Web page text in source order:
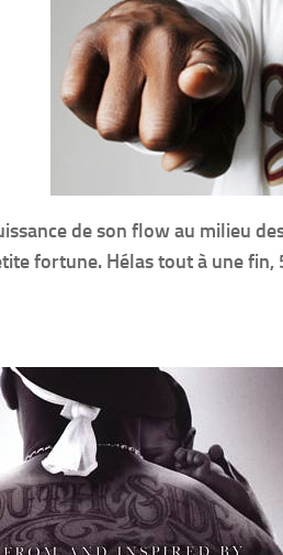
de son flow au milieu
fortune. Hélas tout à une fin,